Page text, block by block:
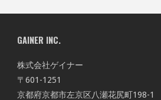
GAINER INC.
株式会社ゲイナー
〒601-1251
京都府京都市左京区八瀬花尻町198-1